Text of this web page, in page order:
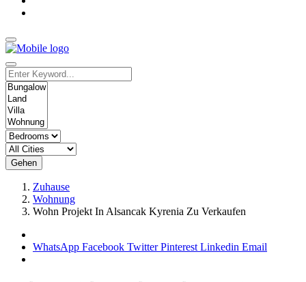
Gehen
Zuhause
Wohnung
Wohn Projekt In Alsancak Kyrenia Zu Verkaufen
WhatsApp Facebook TwitterPinterest Linkedin Email